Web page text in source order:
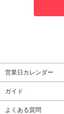
営業日カレンダー
ガイド
よくある質問